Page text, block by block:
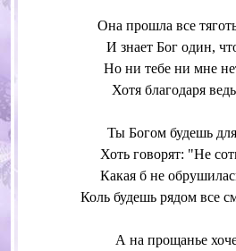
Она прошла все
И знает Бог один,
Но ни тебе ни мне
Хотя благодаря
Ты Богом будешь
Хоть говорят: "Не
Какая б не
Коль будешь рядом все
А на прощанье